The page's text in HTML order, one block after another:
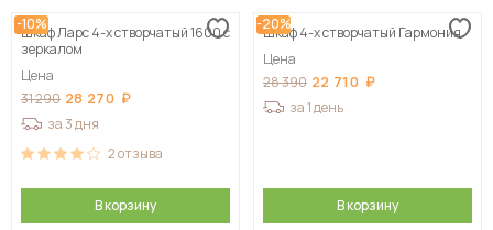
Сначала дорогие
-10%
Шкаф Ларс 4-х створчатый 1600 с
зеркалом
Цена
31 290 28 270
за 3 дня
2отзыва
В корзину
-20%
Шкаф 4-х створчатый Гармония
Цена
28 390 22 710
за 1 день
В корзину